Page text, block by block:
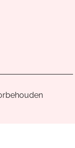
van